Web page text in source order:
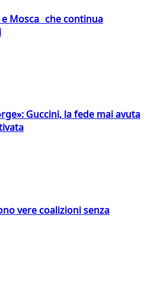
Mosca che continua
Guccini, la fede mai avuta
vere coalizioni senza